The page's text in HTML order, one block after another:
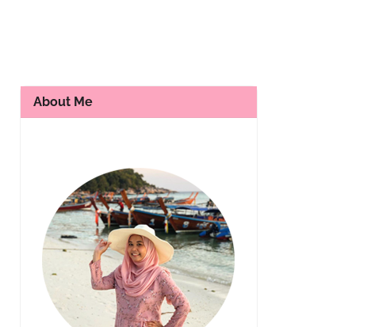
About Me